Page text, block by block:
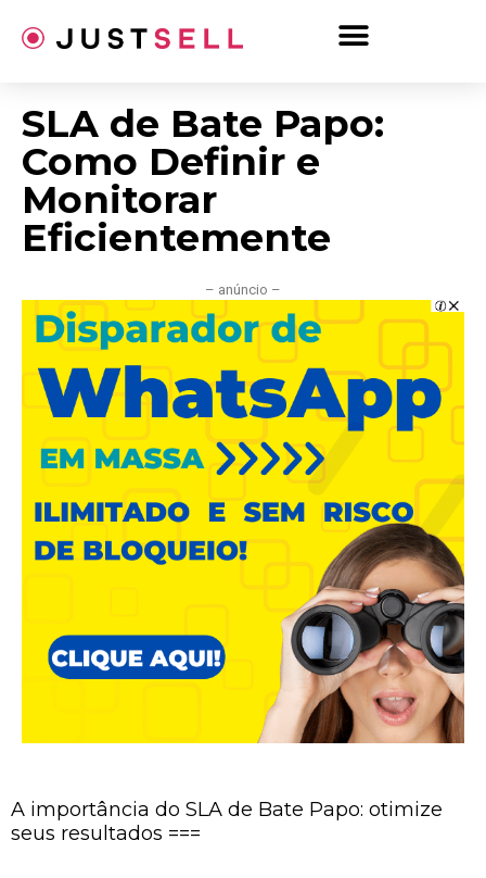
para
SLA de Bate Papo:
Como Definir e
Monitorar
Eficientemente
– anúncio –
A importância do SLA de Bate Papo: otimize
seus resultados ===